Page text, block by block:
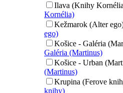
Ilava (Knihy
Kornélia)
Kežmarok (Alter
ego)
Košice - Galéria
Galéria (Martinus)
Košice - Urban
(Martinus)
Krupina (Ferove
knihy)